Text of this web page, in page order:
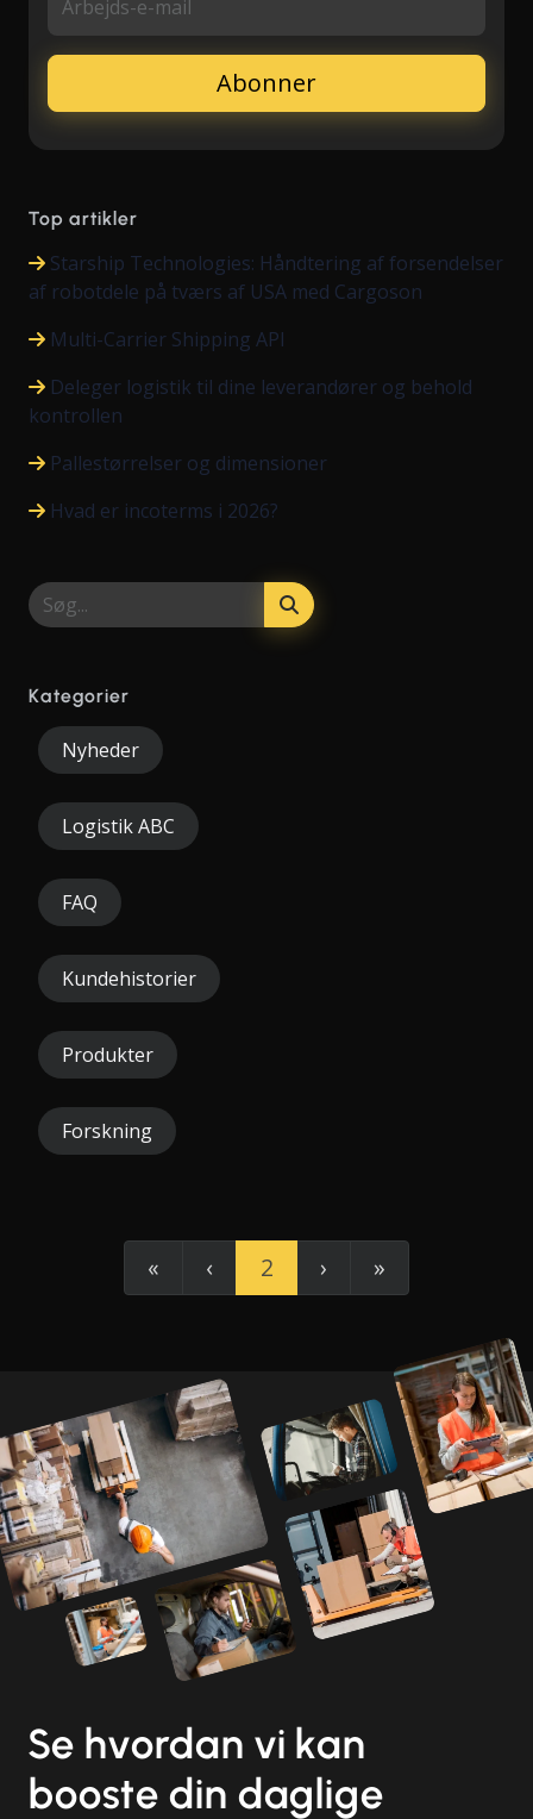
Arbejds-e-mail
Top artikler
Starship Technologies: Håndtering af forsendelser
af robotdele på tværs af USA med Cargoson
Multi-Carrier Shipping API
Deleger logistik til dine leverandører og behold
kontrollen
Pallestørrelser og dimensioner
Hvad er incoterms i 2026?
Kategorier
Nyheder
Logistik ABC
FAQ
Kundehistorier
Produkter
Forskning
« ‹ 2 › »
Se hvordan vi kan
booste din daglige